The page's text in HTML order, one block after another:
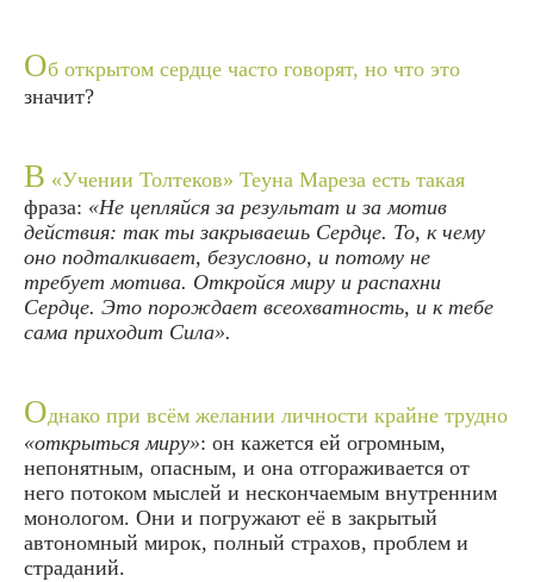
Об открытом сердце часто говорят, но что это
значит?
В «Учении Толтеков» Теуна Мареза есть такая
фраза: «Не цепляйся за результат и за мотив
действия: так ты закрываешь Сердце. То, к чему
оно подталкивает, безусловно, и потому не
требует мотива. Откройся миру и распахни
Сердце. Это порождает всеохватность, и к тебе
сама приходит Сила».
Однако при всём желании личности крайне трудно
«открыться миру»: он кажется ей огромным,
непонятным, опасным, и она отгораживается от
него потоком мыслей и нескончаемым внутренним
монологом. Они и погружают её в закрытый
автономный мирок, полный страхов, проблем и
страданий.